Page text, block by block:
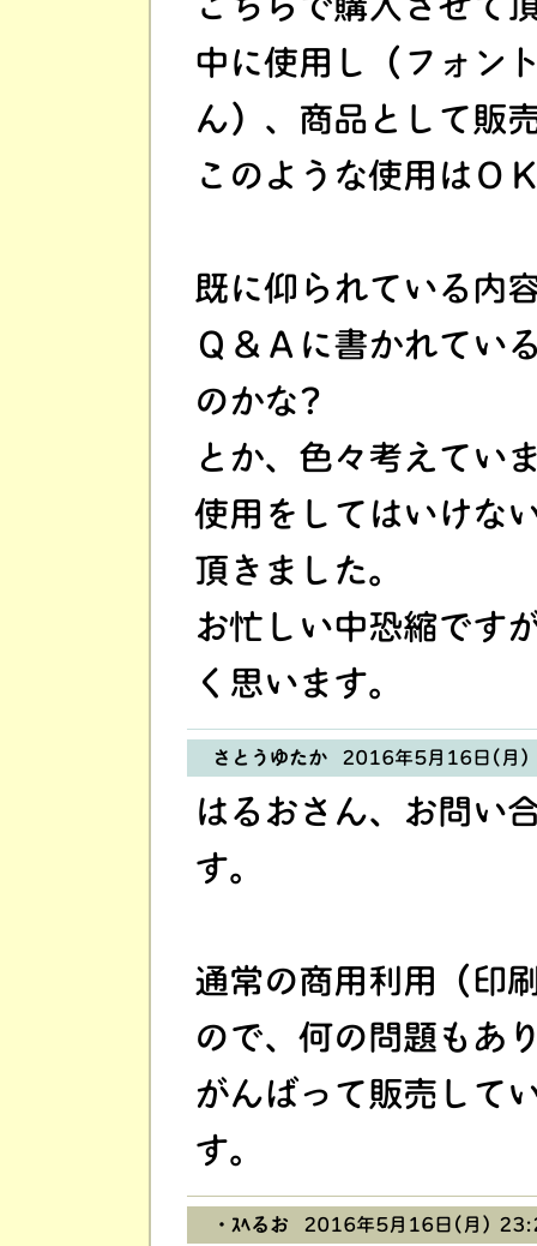
中に使用し（フォン
ん）、商品として販
このような使用はＯ
既に仰られている内
Ｑ＆Ａに書かれてい
のかな?
とか、色々考えてい
使用をしてはいけな
頂きました。
お忙しい中恐縮です
く思います。
さとうゆたか 2016年5月16日(月)
はるおさん、お問い
す。
通常の商用利用（印
ので、何の問題もあ
がんばって販売して
す。
・ｽﾍるお 2016年5月16日(月)